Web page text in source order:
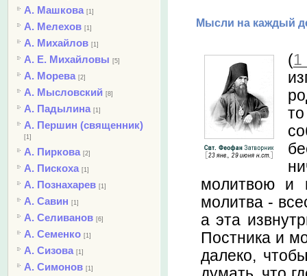
А. Машкова [1]
А. Мелехов [1]
А. Михайлов [1]
А. Е. Михайловы [5]
А. Морева [2]
А. Мысловский [8]
А. Падылина [1]
А. Першин (священник)
[1]
А. Пиркова [2]
А. Пискоха [1]
А. Познахарев [1]
А. Савин [1]
А. Селиванов [6]
А. Семенко [1]
А. Сизова [1]
А. Симонов [1]
Мысли на каждый
(
молитвою и
молитва -
а эта
Постника и
далеко,